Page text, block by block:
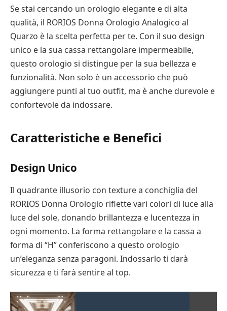
Se stai cercando un orologio elegante e di alta
qualità, il RORIOS Donna Orologio Analogico al
Quarzo è la scelta perfetta per te. Con il suo design
unico e la sua cassa rettangolare impermeabile,
questo orologio si distingue per la sua bellezza e
funzionalità. Non solo è un accessorio che può
aggiungere punti al tuo outfit, ma è anche durevole e
confortevole da indossare.
Caratteristiche e Benefici
Design Unico
Il quadrante illusorio con texture a conchiglia del
RORIOS Donna Orologio riflette vari colori di luce alla
luce del sole, donando brillantezza e lucentezza in
ogni momento. La forma rettangolare e la cassa a
forma di “H” conferiscono a questo orologio
un’eleganza senza paragoni. Indossarlo ti darà
sicurezza e ti farà sentire al top.